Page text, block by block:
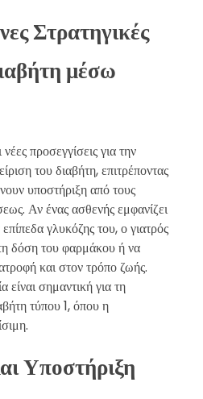
Στρατηγικές
μέσω
προσεγγίσεις για την
του διαβήτη, επιτρέποντας
υποστήριξη από τους
Αν ένας ασθενής εμφανίζει
γλυκόζης του, ο γιατρός
δόση του φαρμάκου ή να
και στον τρόπο ζωής.
σημαντική για τη
τύπου 1, όπου η
Υποστήριξη